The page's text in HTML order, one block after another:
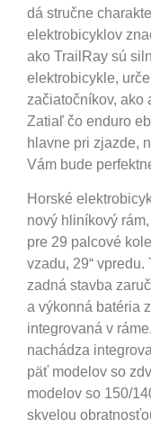
dá stručne
elektrobicyklov
ako TrailRay sú
elektrobicykle,
začiatočníkov, ako
Zatiaľ čo enduro
hlavne pri zjazde,
Vám bude
Horské
nový hliníkový
pre 29 palcové
vzadu, 29“ vpredu.
zadná stavba
a výkonná batéria
integrovaná v
nachádza
päť modelov so
modelov so 150/
skvelou